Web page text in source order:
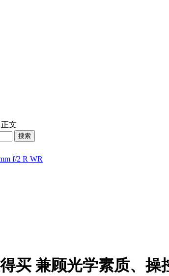
文
f/2 R WR
买 兼顾光学素质、操